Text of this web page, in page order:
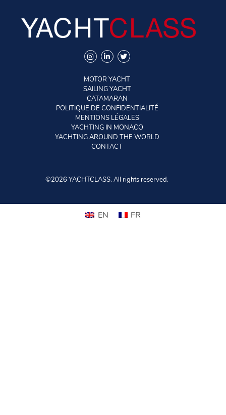
MOTOR YACHT
SAILING YACHT
CATAMARAN
POLITIQUE DE CONFIDENTIALITÉ
MENTIONS LÉGALES
YACHTING IN MONACO
YACHTING AROUND THE WORLD
CONTACT
©2026 YACHTCLASS. All rights reserved.
EN FR